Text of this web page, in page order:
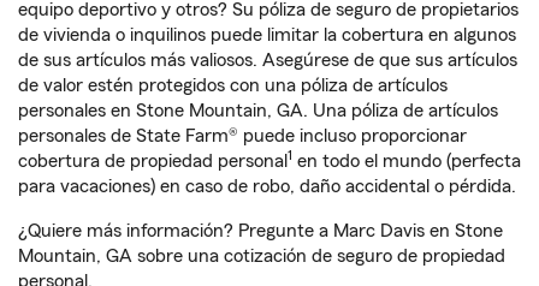
equipo deportivo y otros? Su póliza de seguro de propietarios
de vivienda o inquilinos puede limitar la cobertura en algunos
de sus artículos más valiosos. Asegúrese de que sus artículos
de valor estén protegidos con una póliza de artículos
personales en Stone Mountain, GA. Una póliza de artículos
personales de State Farm® puede incluso proporcionar
cobertura de propiedad personal 1 en todo el mundo (perfecta
para vacaciones) en caso de robo, daño accidental o pérdida.
¿Quiere más información? Pregunte a Marc Davis en Stone
Mountain, GA sobre una cotización de seguro de propiedad
personal.